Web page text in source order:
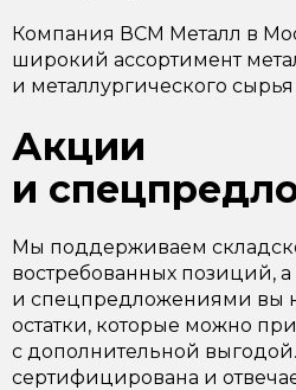
Компания ВСМ Металл в
широкий ассортимент
и металлургического
Акции
и
Мы поддерживаем
востребованных позиций,
и спецпредложениями вы
остатки, которые можно
с дополнительной
сертифицирована и